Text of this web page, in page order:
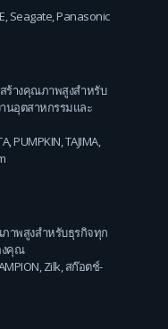
,Seagate,Panasonic
ร้างคุณภาพสูงสำหรับ
นอุตสาหกรรมและ
,PUMPKIN,TAJIMA,
าพสูงสำหรับธุรกิจทุก
งคุณ
,Zilk,สก๊อตช์-